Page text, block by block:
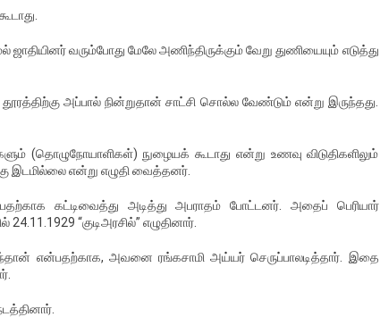
வரும்போது மேலே அணிந்திருக்கும் வேறு துணியையும் எடுத்து
அப்பால் நின்றுதான் சாட்சி சொல்ல வேண்டும் என்று இருந்தது.
(தொழுநோயாளிகள்) நுழையக் கூடாது என்று உணவு விடுதிகளிலும்
இடமில்லை என்று எழுதி வைத்தனர்.
கட்டிவைத்து அடித்து அபராதம் போட்டனர். அதைப் பெரியார்
“குடிஅரசில்” எழுதினார்.
என்பதற்காக, அவனை ரங்கசாமி அய்யர் செருப்பாலடித்தார். இதை